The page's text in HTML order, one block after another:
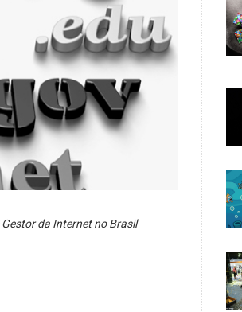
da Internet no Brasil